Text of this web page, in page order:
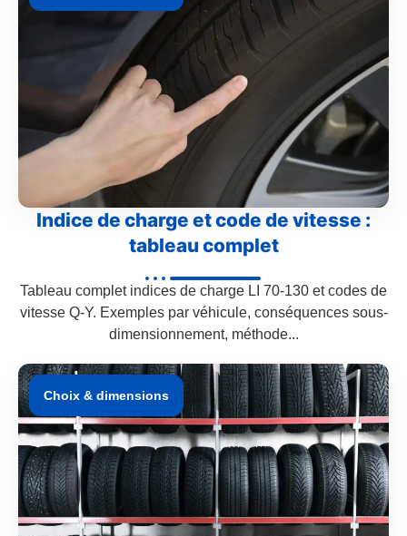
Indice de charge et code de vitesse :
tableau complet
Tableau complet indices de charge LI 70-130 et codes de
vitesse Q-Y. Exemples par véhicule, conséquences sous-
dimensionnement, méthode...
Choix & dimensions